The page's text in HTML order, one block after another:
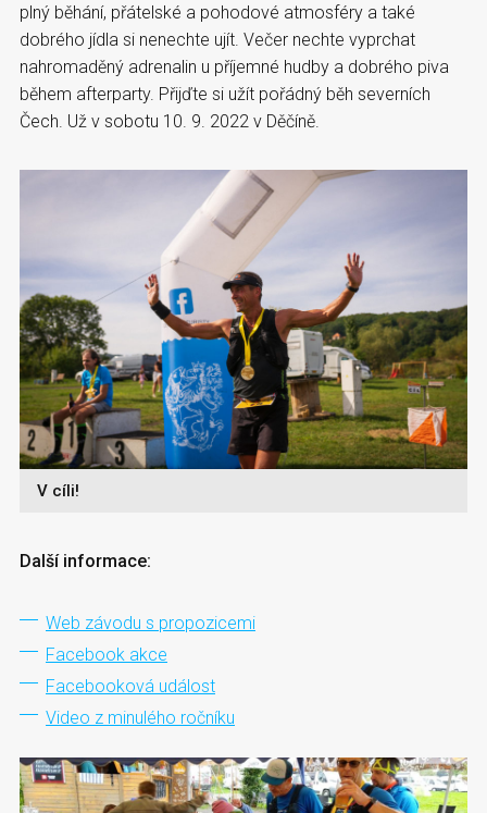
plný běhání, přátelské a pohodové atmosféry a také
dobrého jídla si nenechte ujít. Večer nechte vyprchat
nahromaděný adrenalin u příjemné hudby a dobrého piva
během afterparty. Přijďte si užít pořádný běh severních
Čech. Už v sobotu 10. 9. 2022 v Děčíně.
V cíli!
Další informace:
Web závodu s propozicemi
Facebook akce
Facebooková událost
Video z minulého ročníku